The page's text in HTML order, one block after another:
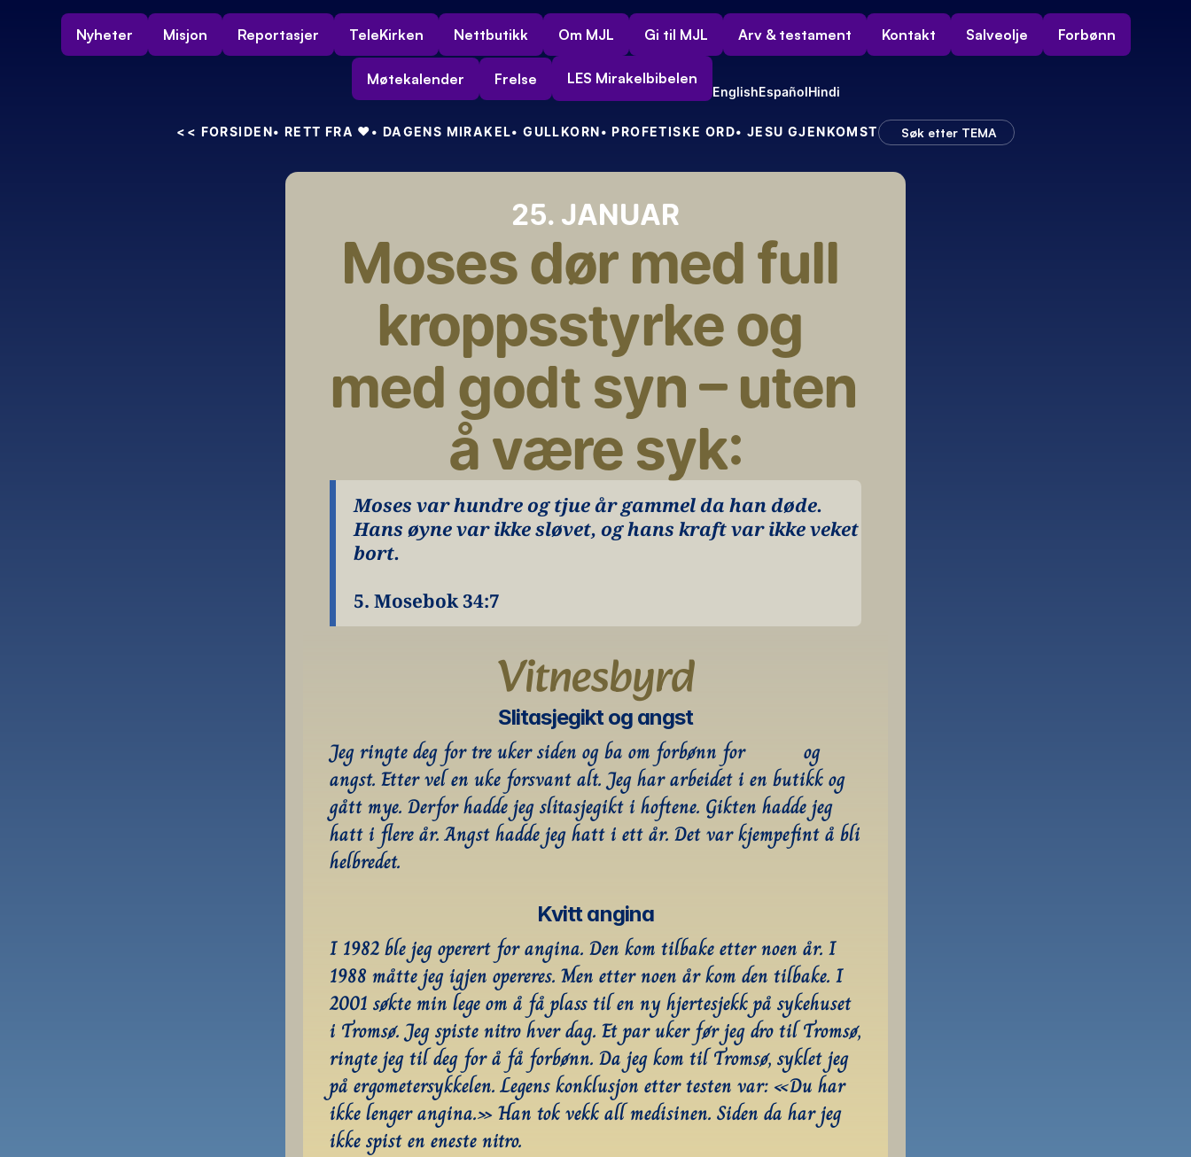
Nyheter Misjon Reportasjer TeleKirken Nettbutikk Om MJL Gi til MJL Arv & testament Kontakt Salveolje Forbønn
Møtekalender Frelse LES Mirakelbibelen
EnglishEspañolHindi
<< FORSIDEN• RETT FRA ❤️• DAGENS MIRAKEL• GULLKORN• PROFETISKE ORD• JESU GJENKOMST Søk etter TEMA
25. JANUAR
Moses dør med full
kroppsstyrke og
med godt syn – uten
å være syk:
Moses var hundre og tjue år gammel da han døde.
Hans øyne var ikke sløvet, og hans kraft var ikke veket
bort.
5. Mosebok 34:7
Vitnesbyrd
Slitasjegikt og angst
Jeg ringte deg for tre uker siden og ba om forbønn for           og
angst. Etter vel en uke forsvant alt. Jeg har arbeidet i en butikk og
gått mye. Derfor hadde jeg slitasjegikt i hoftene. Gikten hadde jeg
hatt i flere år. Angst hadde jeg hatt i ett år. Det var kjempefint å bli
helbredet.
Kvitt angina
I 1982 ble jeg operert for angina. Den kom tilbake etter noen år. I
1988 måtte jeg igjen opereres. Men etter noen år kom den tilbake. I
2001 søkte min lege om å få plass til en ny hjertesjekk på sykehuset
i Tromsø. Jeg spiste nitro hver dag. Et par uker før jeg dro til Tromsø,
ringte jeg til deg for å få forbønn. Da jeg kom til Tromsø, syklet jeg
på ergometersykkelen. Legens konklusjon etter testen var: «Du har
ikke lenger angina.» Han tok vekk all medisinen. Siden da har jeg
ikke spist en eneste nitro.